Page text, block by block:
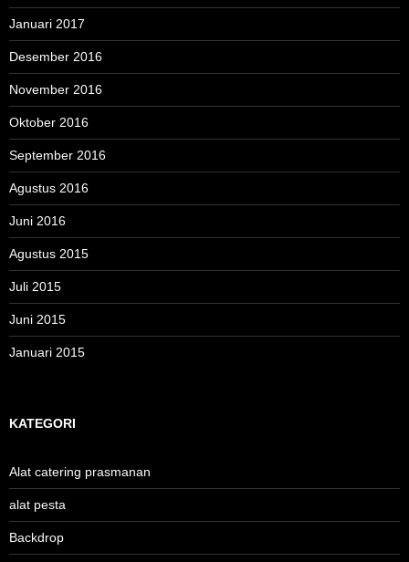
Januari 2017
Desember 2016
November 2016
Oktober 2016
September 2016
Agustus 2016
Juni 2016
Agustus 2015
Juli 2015
Juni 2015
Januari 2015
KATEGORI
Alat catering prasmanan
alat pesta
Backdrop